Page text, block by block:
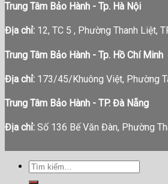
Trung Tâm Bảo Hành - Tp. Hà Nội
Địa chỉ: 12, TC 5 , Phường Thanh Liệt,
Trung Tâm Bảo Hành - Tp. Hồ Chí Minh
Địa chỉ: 173/45/Khuông Việt, Phường
Trung Tâm Bảo Hành - TP. Đà Nẵng
Địa chỉ: Số 136 Bế Văn Đàn, Phường
Tìm